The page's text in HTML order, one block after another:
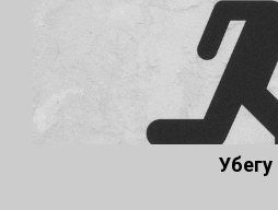
Убегу